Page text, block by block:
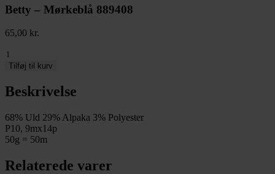
Betty – Mørkeblå 889408
65,00 kr.
Betty
889408
antal
Tilføj til kurv
Beskrivelse
68% Uld 29% Alpaka 3% Polyester
P10, 9mx14p
50g = 50m
Relaterede varer